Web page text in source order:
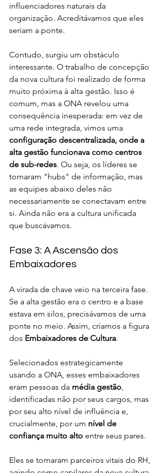
influenciadores naturais da
organização. Acreditávamos que eles
seriam a ponte.
Contudo, surgiu um obstáculo
interessante. O trabalho de concepção
da nova cultura foi realizado de forma
muito próxima à alta gestão. Isso é
comum, mas a ONA revelou uma
consequência inesperada: em vez de
uma rede integrada, vimos uma
configuração descentralizada, onde a
alta gestão funcionava como centros
de sub-redes. Ou seja, os líderes se
tornaram "hubs" de informação, mas
as equipes abaixo deles não
necessariamente se conectavam entre
si. Ainda não era a cultura unificada
que buscávamos.
Fase 3: A Ascensão dos
Embaixadores
A virada de chave veio na terceira fase.
Se a alta gestão era o centro e a base
estava em silos, precisávamos de uma
ponte no meio. Assim, criamos a figura
dos Embaixadores de Cultura.
Selecionados estrategicamente
usando a ONA, esses embaixadores
eram pessoas da média gestão
identificadas não por seus cargos, mas
por seu alto nível de influência e,
crucialmente, por um nível de
confiança muito alto entre seus pares.
Eles se tornaram parceiros vitais do RH,